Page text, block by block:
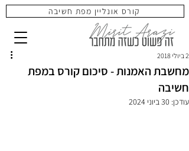
קורס אונליין מפת חשיבה
מחשבת האמנות - סיכום קורס במפת
חשיבה
2 ביולי 2018
עודכן: 30 ביוני 2024